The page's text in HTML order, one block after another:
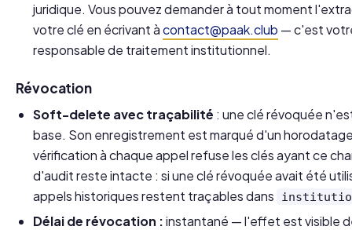
juridique. Vous pouvez demander à tout moment
votre clé en écrivant àcontact@paak.club — c'est
responsable de traitement institutionnel.
Révocation
Soft-delete avec traçabilité : une clé révoquée
base. Son enregistrement est marqué d'un
vérification à chaque appel refuse les clés ayant ce
d'audit reste intacte : si une clé révoquée avait été
appels historiques restent traçables dans
Délai de révocation :instantané — l'effet est visible